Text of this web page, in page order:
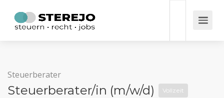
Steuerberater
Steuerberater/in (m/w/d) Vollzeit